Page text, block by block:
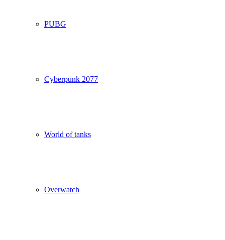
PUBG
Cyberpunk 2077
World of tanks
Overwatch